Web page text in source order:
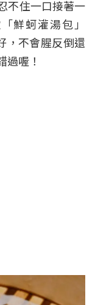
不住一口接著一
鮮蚵灌湯包」
，不會腥反倒還
喔！